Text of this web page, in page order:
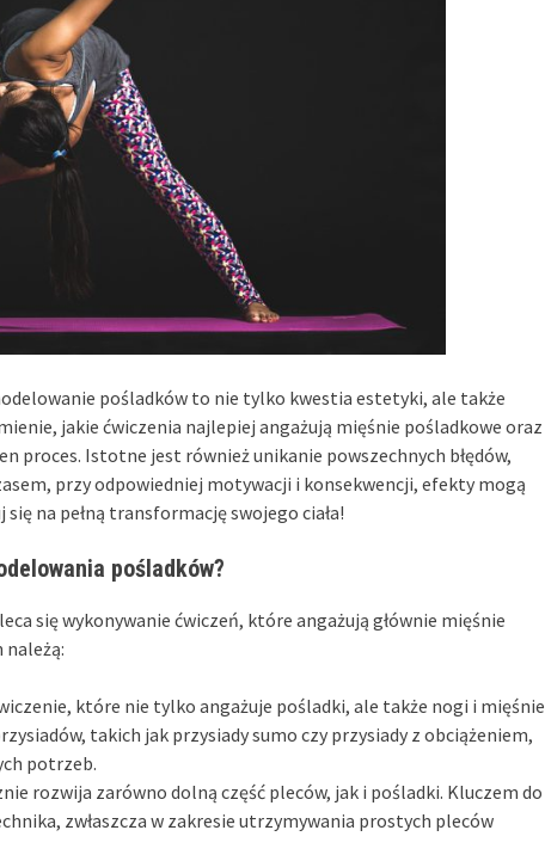
pośladków to nie tylko kwestia estetyki, ale także
jakie ćwiczenia najlepiej angażują mięśnie pośladkowe oraz
proces. Istotne jest również unikanie powszechnych błędów,
przy odpowiedniej motywacji i konsekwencji, efekty mogą
na pełną transformację swojego ciała!
pośladków?
się wykonywanie ćwiczeń, które angażują głównie mięśnie
należą:
które nie tylko angażuje pośladki, ale także nogi i mięśnie
takich jak przysiady sumo czy przysiady z obciążeniem,
potrzeb.
rozwija zarówno dolną część pleców, jak i pośladki. Kluczem do
zwłaszcza w zakresie utrzymywania prostych pleców